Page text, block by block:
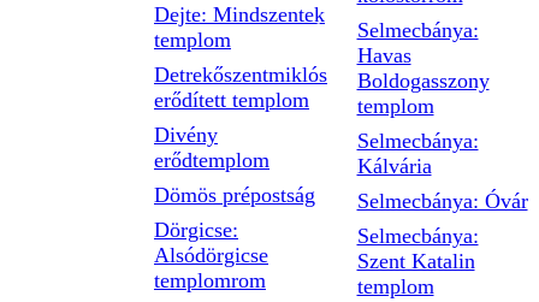
Dejte: Mindszentek
templom
Detrekőszentmiklós
erődített templom
Divény
erődtemplom
Dömös prépostság
Dörgicse:
Alsódörgicse
templomrom
Selmecbánya:
Havas
Boldogasszony
templom
Selmecbánya:
Kálvária
Selmecbánya: Óvár
Selmecbánya:
Szent Katalin
templom